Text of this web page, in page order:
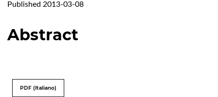
Published 2013-03-08
Abstract
PDF (Italiano)